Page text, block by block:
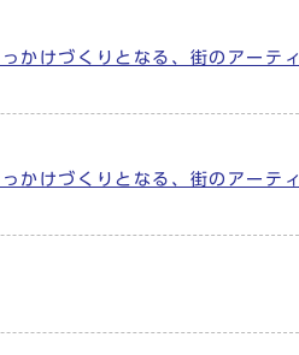
かけづくりとなる、街のアーティ
かけづくりとなる、街のアーティ